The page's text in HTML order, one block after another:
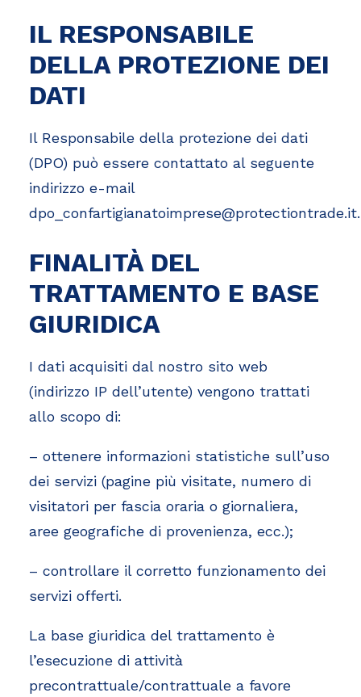
IL RESPONSABILE
DELLA PROTEZIONE DEI
DATI
Il Responsabile della protezione dei dati
(DPO) può essere contattato al seguente
indirizzo e-mail
dpo_confartigianatoimprese@protectiontrade.it.
FINALITÀ DEL
TRATTAMENTO E BASE
GIURIDICA
I dati acquisiti dal nostro sito web
(indirizzo IP dell’utente) vengono trattati
allo scopo di:
– ottenere informazioni statistiche sull’uso
dei servizi (pagine più visitate, numero di
visitatori per fascia oraria o giornaliera,
aree geografiche di provenienza, ecc.);
– controllare il corretto funzionamento dei
servizi offerti.
La base giuridica del trattamento è
l’esecuzione di attività
precontrattuale/contrattuale a favore